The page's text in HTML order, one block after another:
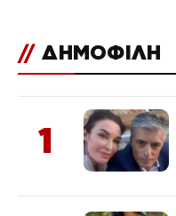
// ΔΗΜΟΦΙΛΗ
1